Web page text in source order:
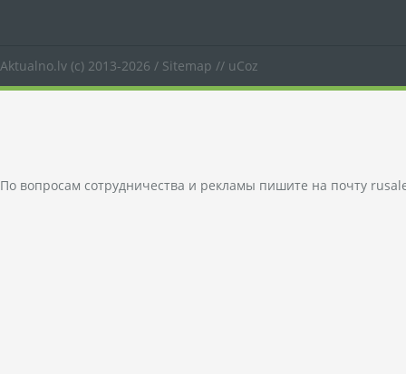
Aktualno.lv (c) 2013-2026 / Sitemap // uCoz
По вопросам сотрудничества и рекламы пишите на почту